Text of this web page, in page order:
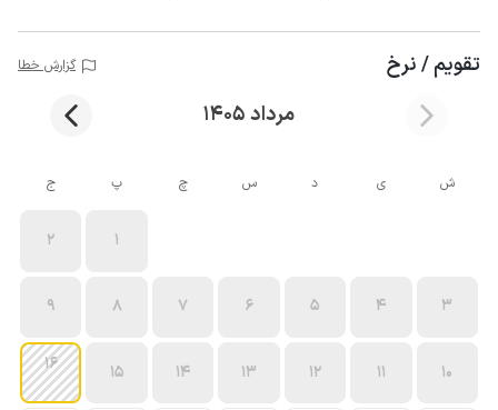
تقویم / نرخ گزارش خطا
مرداد 1405
ش ی د س چ پ ج
1
2
3
4
5
6
7
8
9
10
11
12
13
14
15
16